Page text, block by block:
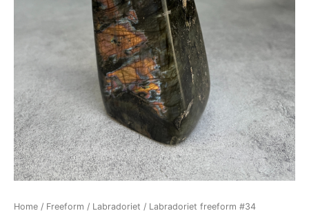
Home / Freeform / Labradoriet / Labradoriet freeform #34